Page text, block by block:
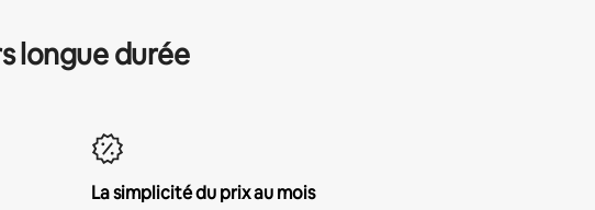
longue durée
La simplicité du prix au mois